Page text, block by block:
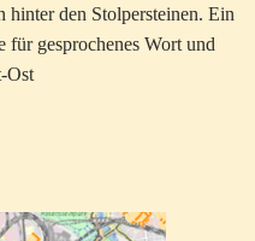
hinter den Stolpersteinen. Ein
für gesprochenes Wort und
Ost